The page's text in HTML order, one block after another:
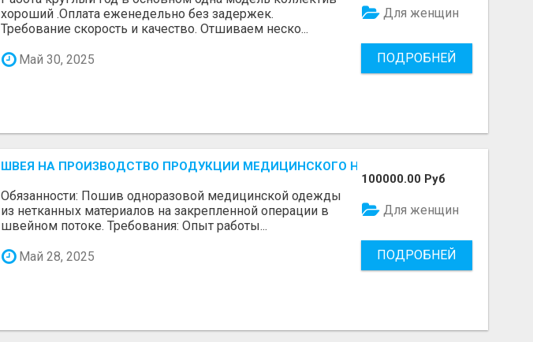
хороший .Оплата еженедельно без задержек.
Требование скорость и качество. Отшиваем неско...
Май 30, 2025
Для женщин
ПОДРОБНЕЙ
ШВЕЯ НА ПРОИЗВОДСТВО ПРОДУКЦИИ МЕДИЦИНСКОГО НАЗНАЧЕНИЯ
Обязанности: Пошив одноразовой медицинской одежды
из нетканных материалов на закрепленной операции в
швейном потоке. Требования: Опыт работы...
Май 28, 2025
100000.00 Руб
Для женщин
ПОДРОБНЕЙ